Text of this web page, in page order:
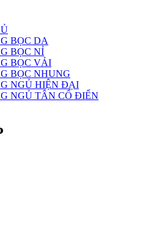
BỌC DA
BỌC NỈ
BỌC VẢI
BỌC NHUNG
NGỦ HIỆN ĐẠI
NGỦ TÂN CỔ ĐIỂN